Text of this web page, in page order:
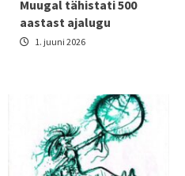
Muugal tähistati 500
aastast ajalugu
1. juuni 2026